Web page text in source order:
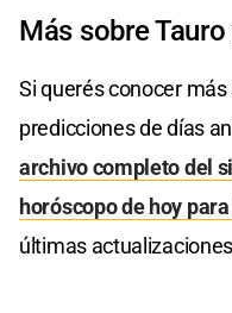
Más sobre
Si querés conocer más
predicciones de días
archivo completo del
horóscopo de hoy
últimas